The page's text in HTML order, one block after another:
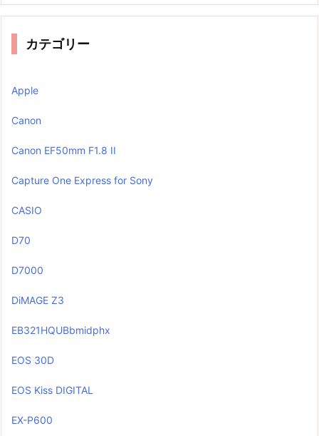
カテゴリー
Apple
Canon
Canon EF50mm F1.8 II
Capture One Express for Sony
CASIO
D70
D7000
DiMAGE Z3
EB321HQUBbmidphx
EOS 30D
EOS Kiss DIGITAL
EX-P600